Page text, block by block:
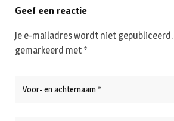
Geef een reactie
Je e-mailadres wordt niet gepubliceerd.
gemarkeerd met *